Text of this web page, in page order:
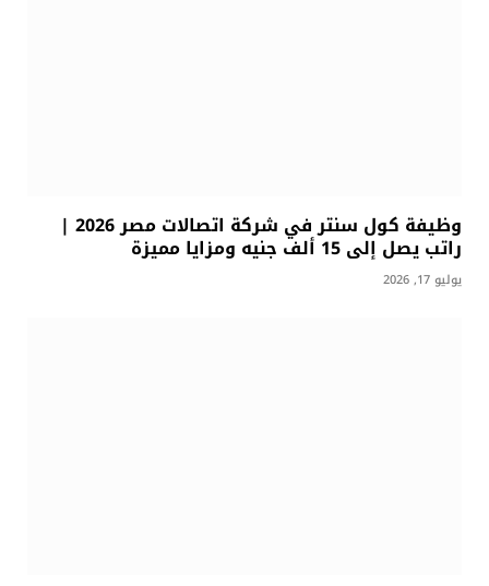
وظيفة كول سنتر في شركة اتصالات مصر 2026 |
راتب يصل إلى 15 ألف جنيه ومزايا مميزة
يوليو 17, 2026